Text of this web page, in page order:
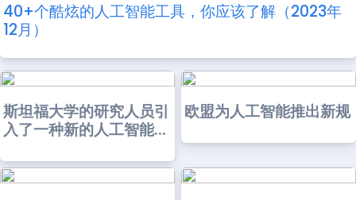
40+个酷炫的人工智能工具，你应该了解（2023年
12月）
斯坦福大学的研究人员引
入了一种新的人工智能...
欧盟为人工智能推出新规